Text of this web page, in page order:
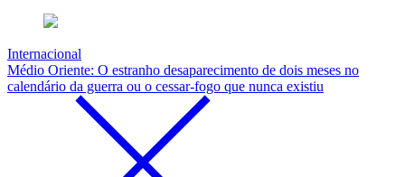
Internacional
Médio Oriente: O estranho desaparecimento de dois meses no
calendário da guerra ou o cessar-fogo que nunca existiu